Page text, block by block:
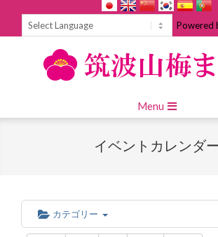
Powered
Navigation
Menu
イベントカレンダ
カテゴリー